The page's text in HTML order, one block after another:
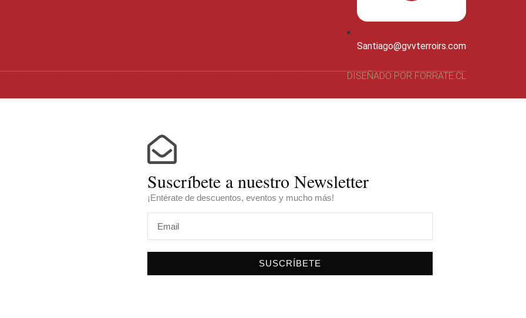
Santiago@gvvterroirs.com
DISEÑADO POR FORRATE.CL
Suscríbete a nuestro Newsletter
¡Entérate de descuentos, eventos y mucho más!
SUSCRÍBETE